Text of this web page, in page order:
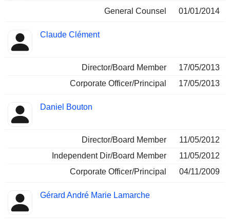
General Counsel 01/01/2014
Claude Clément
Director/Board Member
17/05/2013
Corporate Officer/Principal
17/05/2013
Daniel Bouton
Director/Board Member
11/05/2012
Independent Dir/Board Member
11/05/2012
Corporate Officer/Principal
04/11/2009
Gérard André Marie Lamarche